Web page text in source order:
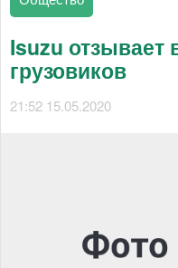
Isuzu отзывает
грузовиков
21:52 15.05.2020